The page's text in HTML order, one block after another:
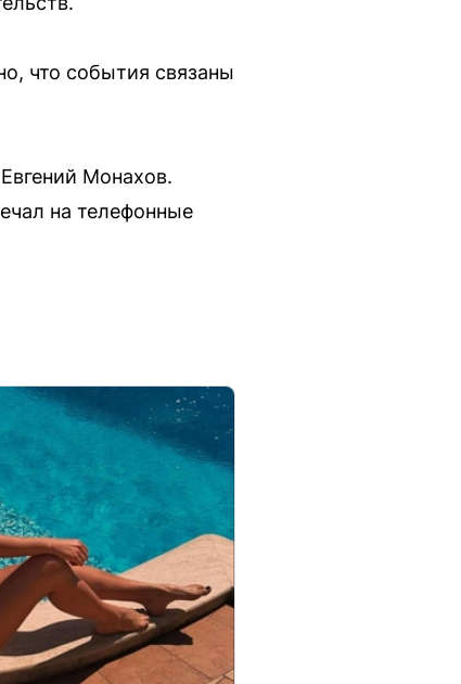
что события связаны
Монахов.
на телефонные